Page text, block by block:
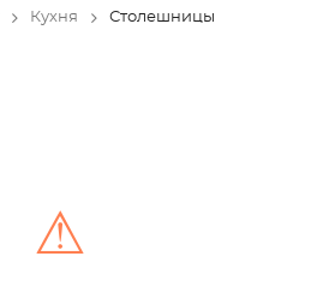
Кухня Столешницы
⚠